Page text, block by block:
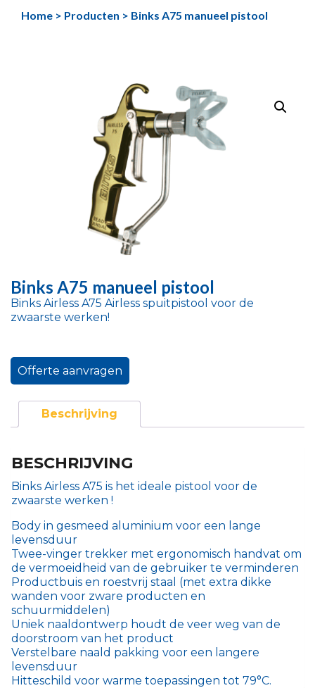
naarHome > Producten > Binks A75 manueel pistool
Binks A75 manueel pistool
Binks Airless A75 Airless spuitpistool voor de
zwaarste werken!
Offerte aanvragen
Beschrijving
BESCHRIJVING
Binks Airless A75 is het ideale pistool voor de
zwaarste werken !
Body in gesmeed aluminium voor een lange
levensduur
Twee-vinger trekker met ergonomisch handvat om
de vermoeidheid van de gebruiker te verminderen
Productbuis en roestvrij staal (met extra dikke
wanden voor zware producten en
schuurmiddelen)
Uniek naaldontwerp houdt de veer weg van de
doorstroom van het product
Verstelbare naald pakking voor een langere
levensduur
Hitteschild voor warme toepassingen tot 79°C.